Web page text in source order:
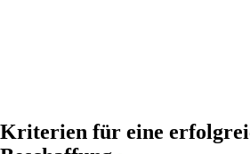
Kriterien für eine